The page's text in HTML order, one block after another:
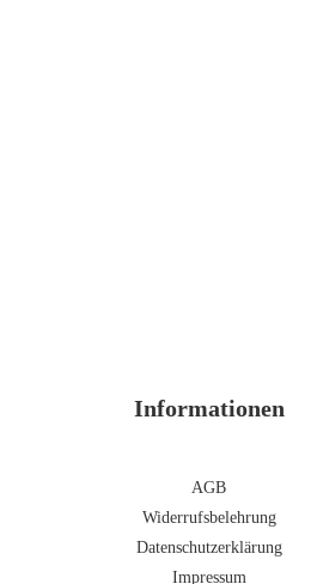
Informationen
AGB
Widerrufsbelehrung
Datenschutzerklärung
Impressum